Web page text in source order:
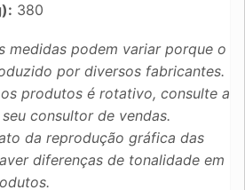
380
medidas podem variar porque o
por diversos fabricantes.
produtos é rotativo, consulte a
consultor de vendas.
da reprodução gráfica das
diferenças de tonalidade em